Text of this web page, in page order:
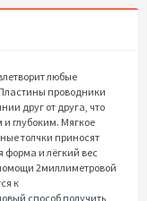
любые
проводники
друг от друга, что
глубоким. Мягкое
толчки приносят
форма и лёгкий вес
2миллиметровой
к
способ получить